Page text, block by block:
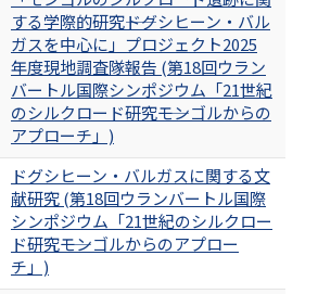
する学際的研究――ドグシヒーン・バル
ガスを中心に」プロジェクト2025
年度現地調査隊報告 (第18回ウラン
バートル国際シンポジウム「21世紀
のシルクロード研究――モンゴルからの
アプローチ」)
ドグシヒーン・バルガスに関する文
献研究 (第18回ウランバートル国際
シンポジウム「21世紀のシルクロー
ド研究――モンゴルからのアプロー
チ」)